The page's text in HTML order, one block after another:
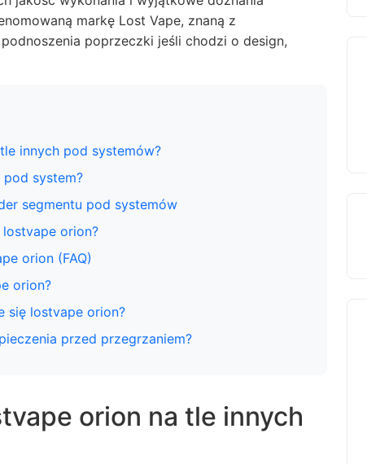
markę Lost Vape, znaną z
poprzeczki jeśli chodzi o design,
innych pod systemów?
system?
segmentu pod systemów
orion?
orion (FAQ)
orion?
się lostvape orion?
przed przegrzaniem?
orion na tle innych